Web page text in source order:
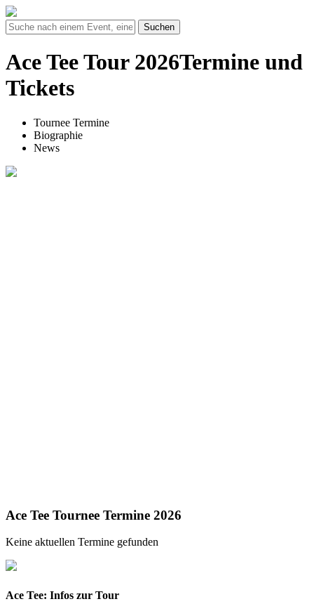
Suchen
Ace Tee Tour 2026Termine und
Tickets
Tournee Termine
Biographie
News
Ace Tee Tournee Termine 2026
Keine aktuellen Termine gefunden
Ace Tee: Infos zur Tour